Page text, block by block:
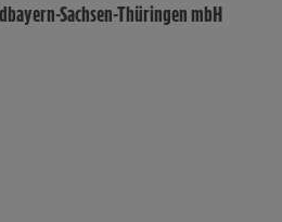
Sachsen-Thüringen mbH